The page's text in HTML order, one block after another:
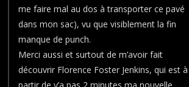
me faire mal au dos à transporter ce pavé
dans mon sac), vu que visiblement la fin
manque de punch.
Merci aussi et surtout de m’avoir fait
découvrir Florence Foster Jenkins, qui est à
partir de y’a pas 2 minutes ma nouvelle